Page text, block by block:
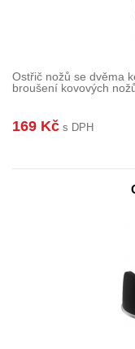
Ostřič nožů se dvěma
broušení kovových
169 Kč s DPH